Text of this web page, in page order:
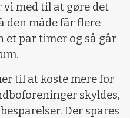
vi med til at gøre det
den måde får flere
et par timer og så går
til at koste mere for
skyldes,
Der spares